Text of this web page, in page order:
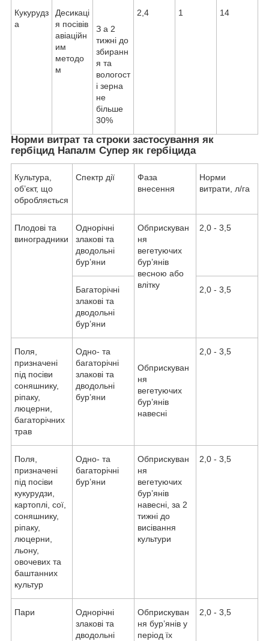
Кукурудз
а
Десикаці
я посівів
авіаційн
им
методо
м
З а 2
тижні до
збиранн
я та
вологост
і зерна
не
більше
30%
2,4 1 14
Норми витрат та строки застосування як
гербіцид Напалм Супер як гербіцида
Культура,
об’єкт, що
обробляється
Спектр дії
Фаза
внесення
Норми
витрати, л/га
Плодові та
виноградники
Однорічні
злакові та
дводольні
бур’яни
Обприскуван
ня
вегетуючих
бур’янів
весною або
влітку
2,0 - 3,5
Багаторічні
злакові та
дводольні
бур’яни
2,0 - 3,5
Поля,
призначені
під посіви
соняшнику,
ріпаку,
люцерни,
багаторічних
трав
Одно- та
багаторічні
злакові та
дводольні
бур’яни
Обприскуван
ня
вегетуючих
бур’янів
навесні
2,0 - 3,5
Поля,
призначені
під посіви
кукурудзи,
картоплі, сої,
соняшнику,
ріпаку,
люцерни,
льону,
овочевих та
баштанних
культур
Одно- та
багаторічні
бур’яни
Обприскуван
ня
вегетуючих
бур’янів
навесні, за 2
тижні до
висівання
культури
2,0 - 3,5
Пари
Однорічні
злакові та
дводольні
Обприскуван
ня бур’янів у
період їх
2,0 - 3,5